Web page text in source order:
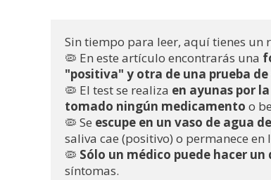
Sin tiempo para leer, aquí tienes un
🦠 En este artículo encontrarás una
"positiva" y otra de una prueba
🦠 El test se realiza en ayunas por
tomado ningún medicamento o
🦠 Se escupe en un vaso de agua
saliva cae (positivo) o permanece en
🦠 Sólo un médico puede hacer
síntomas.